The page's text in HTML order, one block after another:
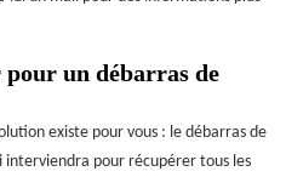
un débarras de
existe pour vous : le débarras de
interviendra pour récupérer tous les